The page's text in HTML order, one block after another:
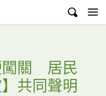
闖關 居民
共同聲明